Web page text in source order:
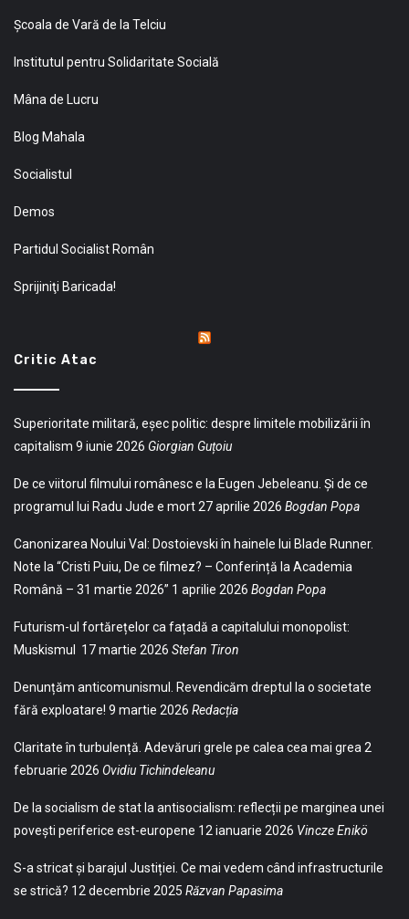
Şcoala de Vară de la Telciu
Institutul pentru Solidaritate Socială
Mâna de Lucru
Blog Mahala
Socialistul
Demos
Partidul Socialist Român
Sprijiniţi Baricada!
Critic Atac
Superioritate militară, eșec politic: despre limitele mobilizării în
capitalism 9 iunie 2026 Giorgian Guțoiu
De ce viitorul filmului românesc e la Eugen Jebeleanu. Și de ce
programul lui Radu Jude e mort27 aprilie 2026 Bogdan Popa
Canonizarea Noului Val: Dostoievski în hainele lui Blade Runner.
Note la “Cristi Puiu, De ce filmez? – Conferință la Academia
Română – 31 martie 2026” 1 aprilie 2026 Bogdan Popa
Futurism-ul fortărețelor ca fațadă a capitalului monopolist:
Muskismul 17 martie 2026 Stefan Tiron
Denunțăm anticomunismul. Revendicăm dreptul la o societate
fără exploatare! 9 martie 2026 Redacția
Claritate în turbulență. Adevăruri grele pe calea cea mai grea 2
februarie 2026 Ovidiu Tichindeleanu
De la socialism de stat la antisocialism: reflecții pe marginea unei
povești periferice est-europene 12 ianuarie 2026 Vincze Enikö
S-a stricat și barajul Justiției. Ce mai vedem când infrastructurile
se strică? 12 decembrie 2025 Răzvan Papasima